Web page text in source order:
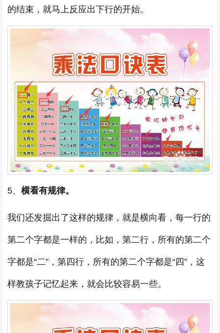
的结束，就马上反应出下行的开始。
5、 横看有规律。
我们还发掘出了这样的规律，就是横向看，每一行的
第二个字都是一样的，比如，第二行，所有的第二个
字都是“二”，第四行，所有的第二个字都是“四”，这
样教孩子记忆起来，就会比较容易一些。